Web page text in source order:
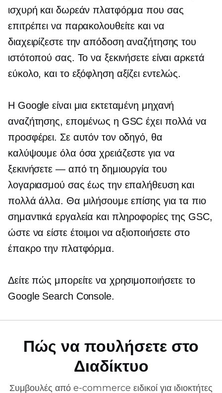
ισχυρή και δωρεάν πλατφόρμα που σας
επιτρέπει να παρακολουθείτε και να
διαχειρίζεστε την απόδοση αναζήτησης του
ιστότοπού σας. Το να ξεκινήσετε είναι αρκετά
εύκολο, και το εξόφληση αξίζει εντελώς.
Η Google είναι μια εκτεταμένη μηχανή
αναζήτησης, επομένως η GSC έχει πολλά να
προσφέρει. Σε αυτόν τον οδηγό, θα
καλύψουμε όλα όσα χρειάζεστε για να
ξεκινήσετε — από τη δημιουργία του
λογαριασμού σας έως την επαλήθευση και
πολλά άλλα. Θα μιλήσουμε επίσης για τα πιο
σημαντικά εργαλεία και πληροφορίες της GSC,
ώστε να είστε έτοιμοι να αξιοποιήσετε στο
έπακρο την πλατφόρμα.
Δείτε πώς μπορείτε να χρησιμοποιήσετε το
Google Search Console.
Πώς να πουλήσετε στο
Διαδίκτυο
Συμβουλές από e-commerce ειδικοί για ιδιοκτήτες